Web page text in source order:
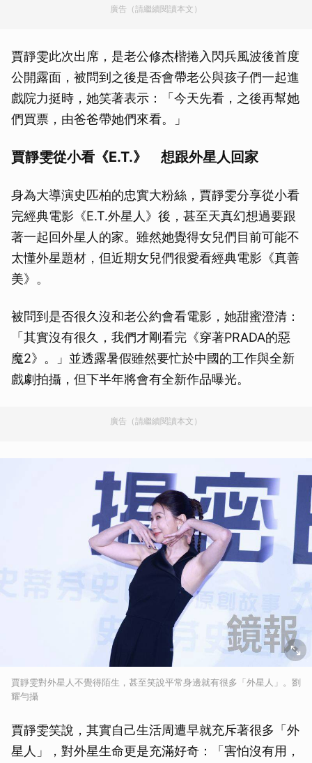
廣告（請繼續閱讀本文）
賈靜雯此次出席，是老公修杰楷捲入閃兵風波後首度
公開露面，被問到之後是否會帶老公與孩子們一起進
戲院力挺時，她笑著表示：「今天先看，之後再幫她
們買票，由爸爸帶她們來看。」
賈靜雯從小看《E.T.》 想跟外星人回家
身為大導演史匹柏的忠實大粉絲，賈靜雯分享從小看
完經典電影《E.T.外星人》後，甚至天真幻想過要跟
著一起回外星人的家。雖然她覺得女兒們目前可能不
太懂外星題材，但近期女兒們很愛看經典電影《真善
美》。
被問到是否很久沒和老公約會看電影，她甜蜜澄清：
「其實沒有很久，我們才剛看完《穿著PRADA的惡
魔2》。」並透露暑假雖然要忙於中國的工作與全新
戲劇拍攝，但下半年將會有全新作品曝光。
廣告（請繼續閱讀本文）
賈靜雯對外星人不覺得陌生，甚至笑說平常身邊就有很多「外星人」。劉
耀勻攝
賈靜雯笑說，其實自己生活周遭早就充斥著很多「外
星人」，對外星生命更是充滿好奇：「害怕沒有用，